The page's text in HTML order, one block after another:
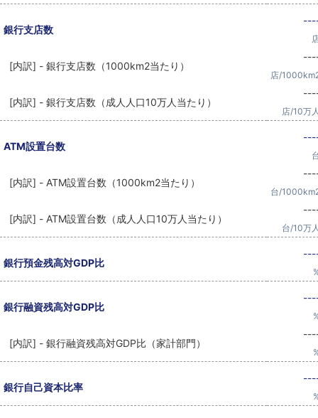
銀行支店数
[内訳] - 銀行支店数（1000km2当たり）
店/
[内訳] - 銀行支店数（成人人口10万人当たり）
店/10万
ATM設置台数
[内訳] - ATM設置台数（1000km2当たり）
台/
[内訳] - ATM設置台数（成人人口10万人当たり）
台/10万
銀行預金残高対GDP比
銀行融資残高対GDP比
[内訳] - 銀行融資残高対GDP比（家計部門）
銀行自己資本比率